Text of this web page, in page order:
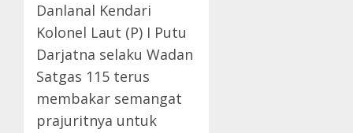
Danlanal Kendari
Kolonel Laut (P) I Putu
Darjatna selaku Wadan
Satgas 115 terus
membakar semangat
prajuritnya untuk